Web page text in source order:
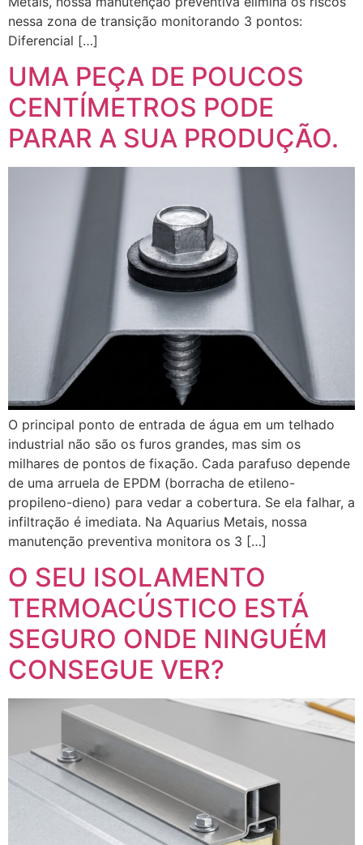
nessa zona de transição monitorando 3 pontos:
Diferencial […]
UMA PEÇA DE POUCOS
CENTÍMETROS PODE
PARAR A SUA PRODUÇÃO.
O principal ponto de entrada de água em um telhado
industrial não são os furos grandes, mas sim os
milhares de pontos de fixação. Cada parafuso depende
de uma arruela de EPDM (borracha de etileno-
propileno-dieno) para vedar a cobertura. Se ela falhar, a
infiltração é imediata. Na Aquarius Metais, nossa
manutenção preventiva monitora os 3 […]
O SEU ISOLAMENTO
TERMOACÚSTICO ESTÁ
SEGURO ONDE NINGUÉM
CONSEGUE VER?